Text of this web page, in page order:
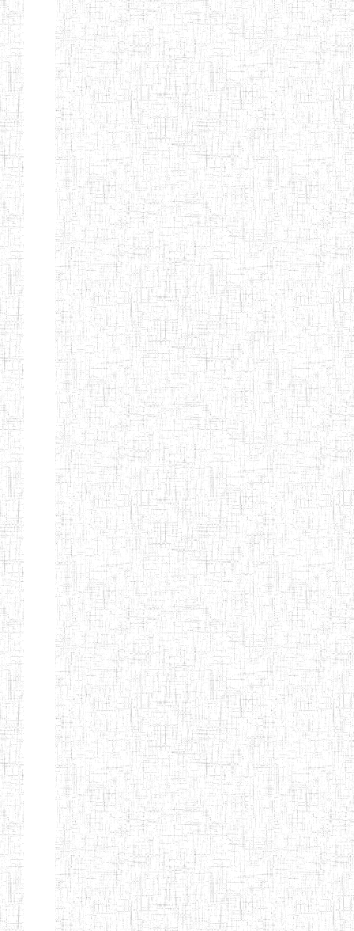
MODEL
INCLUSIVE
BILINGUAL
TEACHER
TRAINING
INSTITUTE
08/09/2015 ENIEG
CEFED/SPED/TTI
SANTA
17/11/2008 ENIEG
PTTC MBENGWI 06/08/1990 ENIEG
FULL GOSPEL
BTTC MBENGWI
02/10/1998 ENIEG
BAPTIST
TEACHERS
TRAINING
COLLEGE
08/08/1983 ENIEG
KENCHOLIA
TEACHER'S
TRAINING
COLLEGE
"K.T.T.C NDOP"
15/09/2015 ENIEG
ENIEG PRIVEE
BILINGUE
LAIQUE LES
PERFORMANCES
PEDAGOGIQUES
01/09/2015 ENIEG
ENIEG DU HAUT
NKAM
12/08/2013 ENIEG
ENIEG BILINGUE
DE L'IPEP DE
BANDJOUN
05/09/2003 ENIEG
ENIEG PRIVEE
07/09/2012 ENIEG